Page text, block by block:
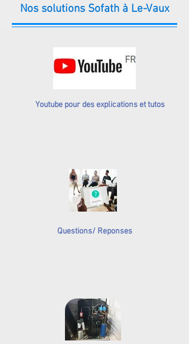
Nos solutions Sofath à Le-Vaux
Youtube pour des explications et tutos
Questions/ Reponses